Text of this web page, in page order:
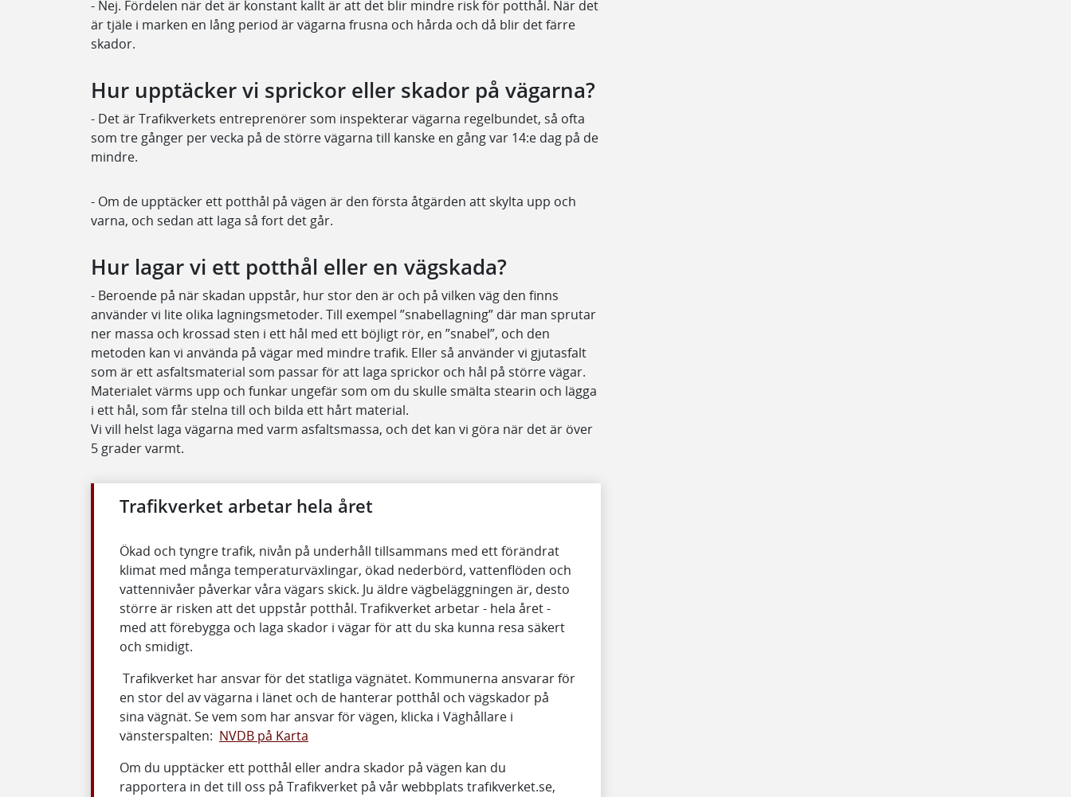
- Nej. Fördelen när det är konstant kallt är att det blir mindre risk för potthål. När det
är tjäle i marken en lång period är vägarna frusna och hårda och då blir det färre
skador.
Hur upptäcker vi sprickor eller skador på vägarna?
- Det är Trafikverkets entreprenörer som inspekterar vägarna regelbundet, så ofta
som tre gånger per vecka på de större vägarna till kanske en gång var 14:e dag på de
mindre.
- Om de upptäcker ett potthål på vägen är den första åtgärden att skylta upp och
varna, och sedan att laga så fort det går.
Hur lagar vi ett potthål eller en vägskada?
- Beroende på när skadan uppstår, hur stor den är och på vilken väg den finns
använder vi lite olika lagningsmetoder. Till exempel ”snabellagning” där man sprutar
ner massa och krossad sten i ett hål med ett böjligt rör, en ”snabel”, och den
metoden kan vi använda på vägar med mindre trafik. Eller så använder vi gjutasfalt
som är ett asfaltsmaterial som passar för att laga sprickor och hål på större vägar.
Materialet värms upp och funkar ungefär som om du skulle smälta stearin och lägga
i ett hål, som får stelna till och bilda ett hårt material.
Vi vill helst laga vägarna med varm asfaltsmassa, och det kan vi göra när det är över
5 grader varmt.
Trafikverket arbetar hela året
Ökad och tyngre trafik, nivån på underhåll tillsammans med ett förändrat
klimat med många temperaturväxlingar, ökad nederbörd, vattenflöden och
vattennivåer påverkar våra vägars skick. Ju äldre vägbeläggningen är, desto
större är risken att det uppstår potthål. Trafikverket arbetar - hela året -
med att förebygga och laga skador i vägar för att du ska kunna resa säkert
och smidigt.
Trafikverket har ansvar för det statliga vägnätet. Kommunerna ansvarar för
en stor del av vägarna i länet och de hanterar potthål och vägskador på
sina vägnät. Se vem som har ansvar för vägen, klicka i Väghållare i
vänsterspalten: NVDB på Karta
Om du upptäcker ett potthål eller andra skador på vägen kan du
rapportera in det till oss på Trafikverket på vår webbplats trafikverket.se,